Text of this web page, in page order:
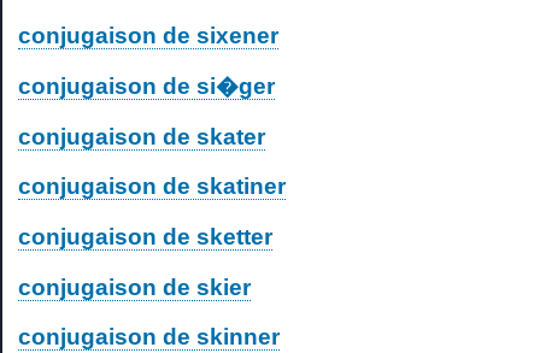
conjugaison de sixener
conjugaison de si�ger
conjugaison de skater
conjugaison de skatiner
conjugaison de sketter
conjugaison de skier
conjugaison de skinner